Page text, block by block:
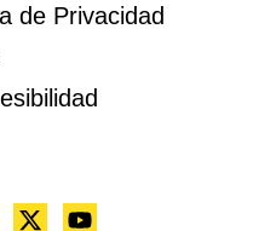
de Privacidad